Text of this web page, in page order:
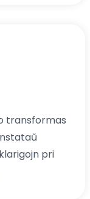
transformas
pri